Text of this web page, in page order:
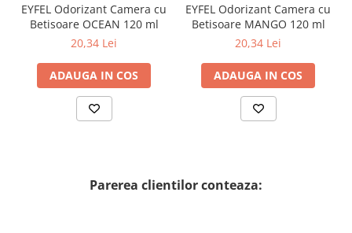
EYFEL Odorizant Camera cu
Betisoare OCEAN 120 ml
20,34 Lei
ADAUGA IN COS
EYFEL Odorizant Camera cu
Betisoare MANGO 120 ml
20,34 Lei
ADAUGA IN COS
Parerea clientilor conteaza: